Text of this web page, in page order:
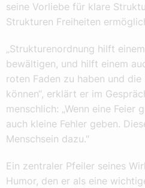
seine Vorliebe für klare
Strukturen Freiheiten
„Strukturenordnung hilft
bewältigen, und hilft einem
roten Faden zu haben und die
können“, erklärt er im
menschlich: „Wenn eine
auch kleine Fehler geben.
Menschsein dazu."
Ein zentraler Pfeiler seines
Humor, den er als eine